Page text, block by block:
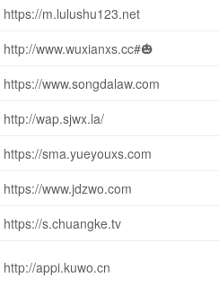
https://m.lulushu123.net
http://www.wuxianxs.cc#🎃
https://www.songdalaw.com
http://wap.sjwx.la/
https://sma.yueyouxs.com
https://www.jdzwo.com
https://s.chuangke.tv
http://appi.kuwo.cn